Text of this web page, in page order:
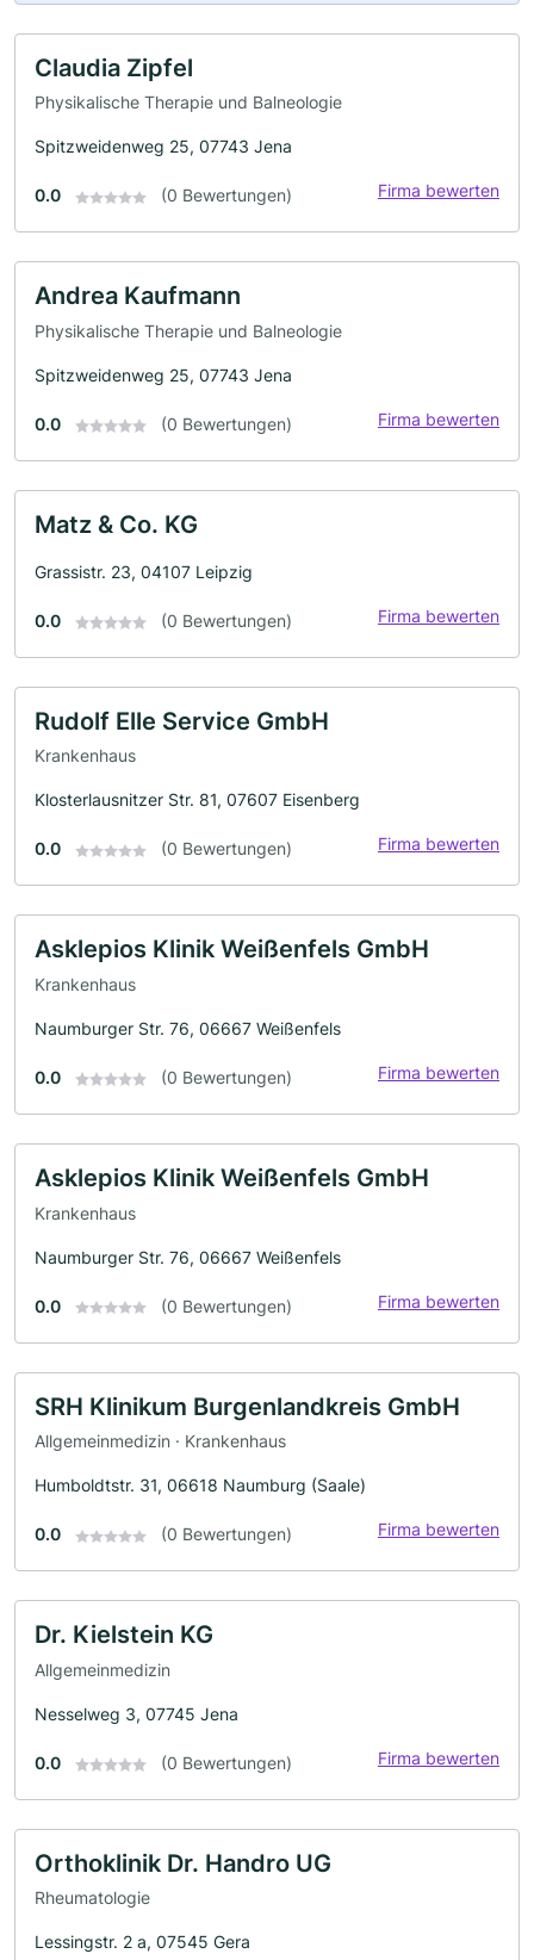
Claudia Zipfel
Physikalische Therapie und Balneologie
Spitzweidenweg 25, 07743 Jena
0.0 (0 Bewertungen) Firma bewerten
Andrea Kaufmann
Physikalische Therapie und Balneologie
Spitzweidenweg 25, 07743 Jena
0.0 (0 Bewertungen) Firma bewerten
Matz & Co. KG
Grassistr. 23, 04107 Leipzig
0.0 (0 Bewertungen) Firma bewerten
Rudolf Elle Service GmbH
Krankenhaus
Klosterlausnitzer Str. 81, 07607 Eisenberg
0.0 (0 Bewertungen) Firma bewerten
Asklepios Klinik Weißenfels GmbH
Krankenhaus
Naumburger Str. 76, 06667 Weißenfels
0.0 (0 Bewertungen) Firma bewerten
Asklepios Klinik Weißenfels GmbH
Krankenhaus
Naumburger Str. 76, 06667 Weißenfels
0.0 (0 Bewertungen) Firma bewerten
SRH Klinikum Burgenlandkreis GmbH
Allgemeinmedizin · Krankenhaus
Humboldtstr. 31, 06618 Naumburg (Saale)
0.0 (0 Bewertungen) Firma bewerten
Dr. Kielstein KG
Allgemeinmedizin
Nesselweg 3, 07745 Jena
0.0 (0 Bewertungen) Firma bewerten
Orthoklinik Dr. Handro UG
Rheumatologie
Lessingstr. 2 a, 07545 Gera